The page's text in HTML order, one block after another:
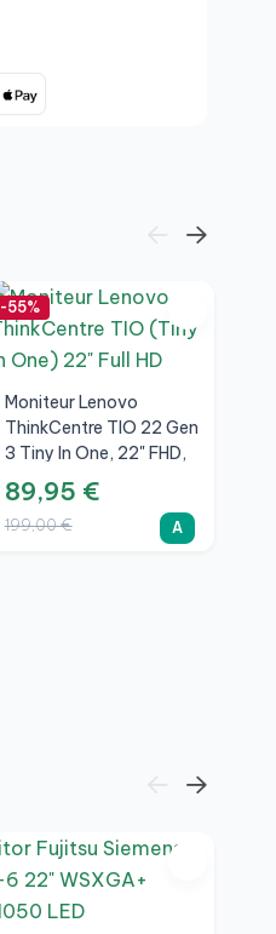
-55%
Moniteur Lenovo
ThinkCentre TIO 22 Gen
3 Tiny In One, 22" FHD,
A
89,95 €
199,00 € A